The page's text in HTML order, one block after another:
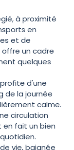
à proximité
en
et de
un cadre
quelques
d'une
de la journée
calme.
circulation
fait un bien
vie, baignée